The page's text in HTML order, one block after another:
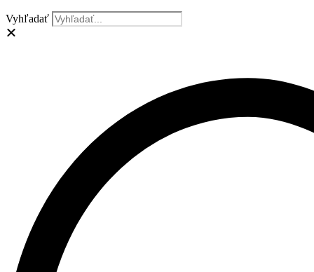
Vyhľadať